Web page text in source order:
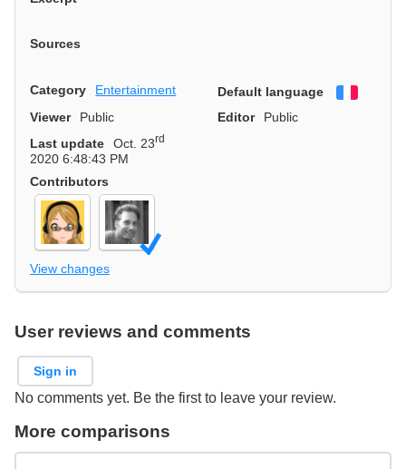
Sources
Category Entertainment Default language
Viewer
Public Editor
Public
Last update
Oct. 23rd
2020 6:48:43 PM
Contributors
View changes
User reviews and comments
Sign in
No comments yet. Be the first to leave your review.
More comparisons